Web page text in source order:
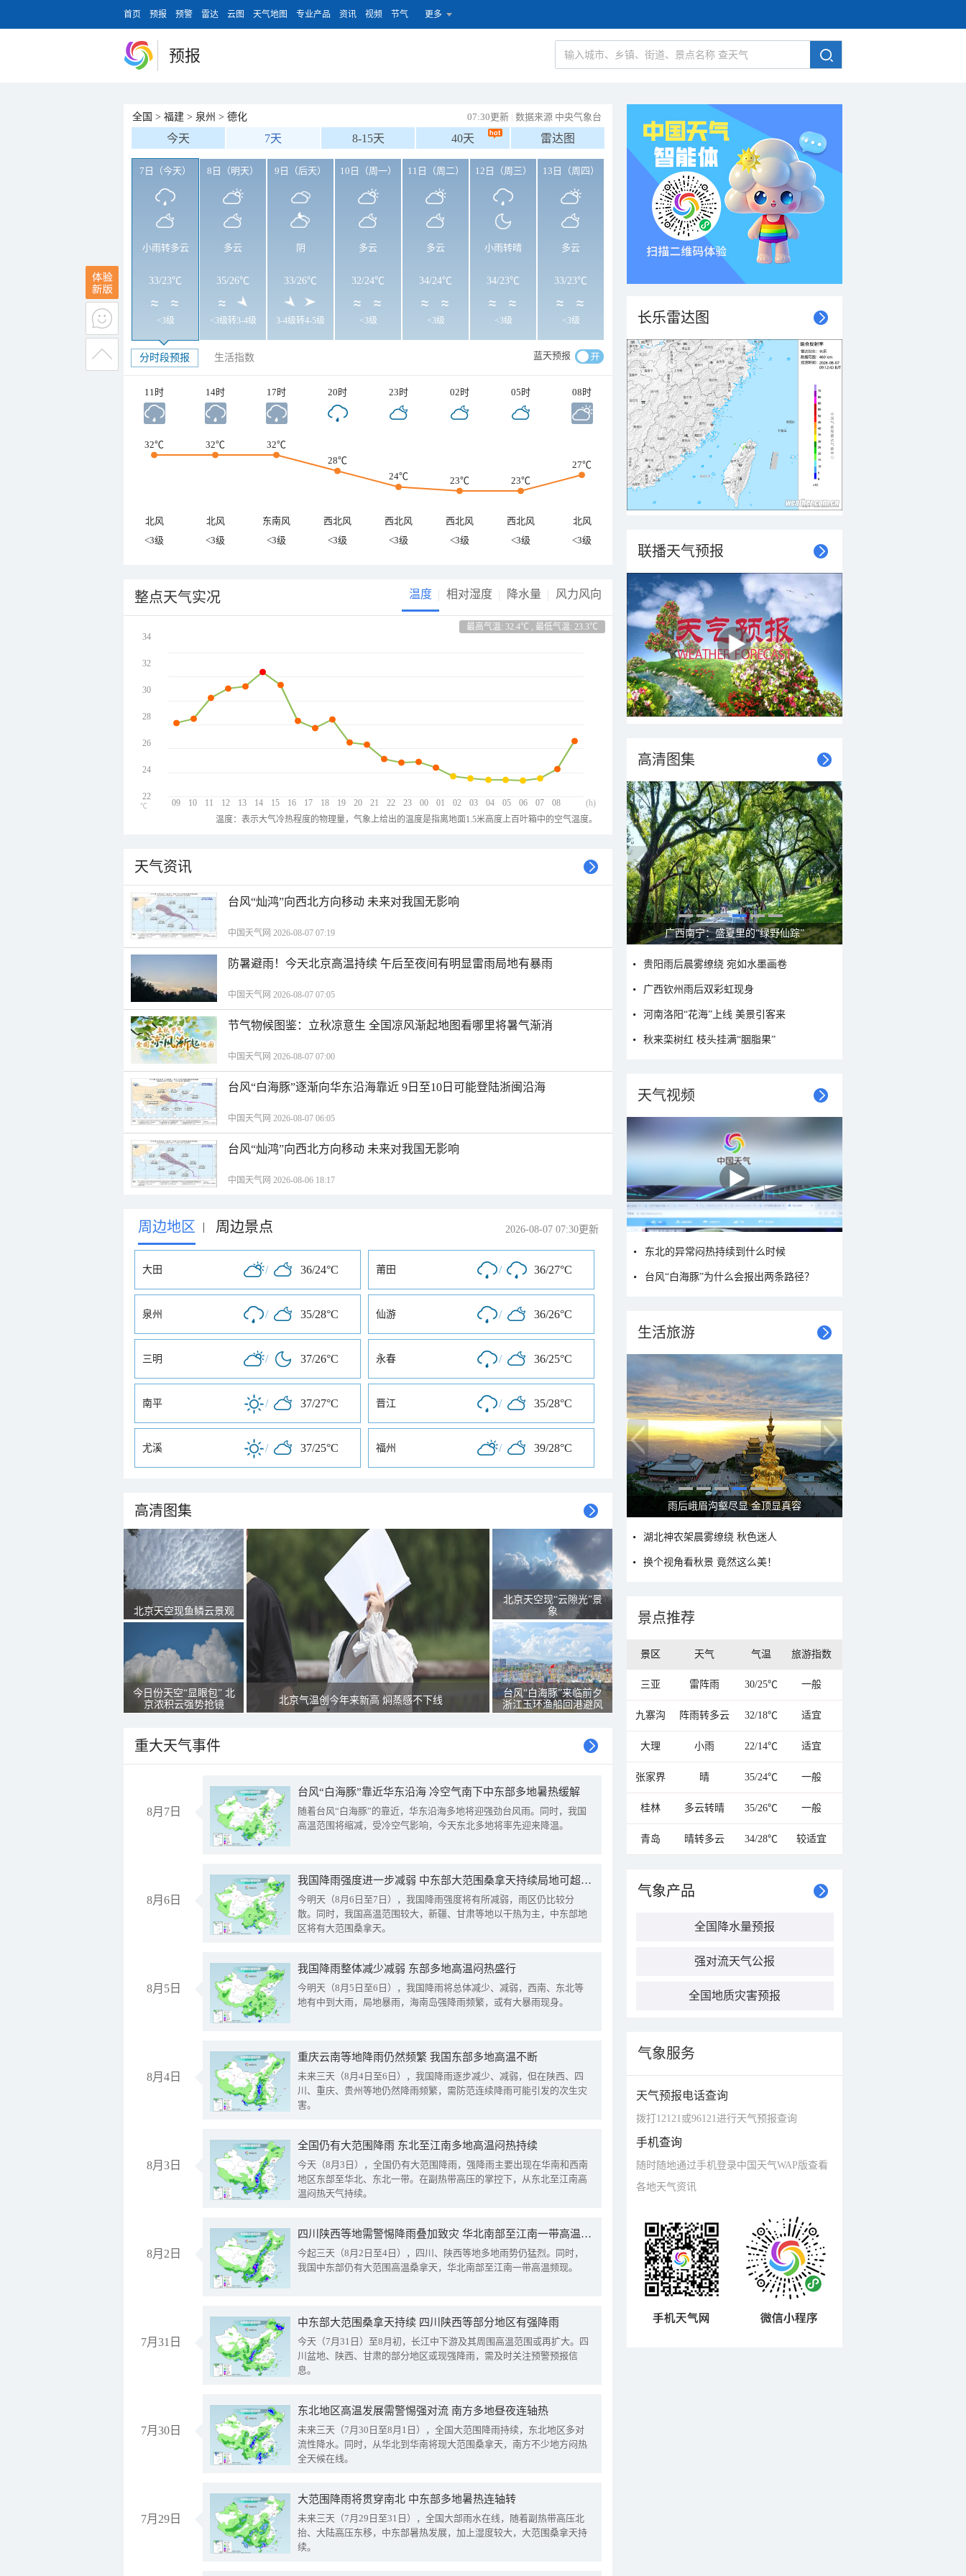
首页 预报 预警 雷达 云图 天气地图 专业产品 资讯 视频 节气 更多
预报
全国 > 福建 > 泉州 > 德化 07:30更新 | 数据来源 中央气象台
今天 7天 8-15天 40天 雷达图
7日（今天）
小雨转多云
33/23℃
<3级
8日（明天）
多云
35/26℃
<3级转3-4级
9日（后天）
阴
33/26℃
3-4级转4-5级
10日（周一）
多云
32/24℃
<3级
11日（周二）
多云
34/24℃
<3级
12日（周三）
小雨转晴
34/23℃
<3级
13日（周四）
多云
33/23℃
<3级
分时段预报 生活指数 蓝天预报
11时 14时 17时 20时 23时 02时 05时 08时
32℃ 32℃
32℃
28℃
24℃
23℃ 23℃
27℃
北风 北风 东南风 西北风 西北风 西北风 西北风
北风
<3级
<3级 <3级 <3级 <3级 <3级 <3级 <3级
整点天气实况 温度 相对湿度 降水量 风力风向
最高气温: 32.4℃ , 最低气温: 23.3℃
09 10 11 12 13 14 15 16 17 18 19 20 21 22 23 00 01 02 03 04 05 06 07 08
34
32
30
28
26
24
22
(h)
℃
温度：表示大气冷热程度的物理量，气象上给出的温度是指离地面1.5米高度上百叶箱中的空气温度。
天气资讯
台风“灿鸿”向西北方向移动 未来对我国无影响
中国天气网 2026-08-07 07:19
防暑避雨！今天北京高温持续 午后至夜间有明显雷雨局地有暴雨
中国天气网 2026-08-07 07:05
节气物候图鉴：立秋凉意生 全国凉风渐起地图看哪里将暑气渐消
中国天气网 2026-08-07 07:00
台风“白海豚”逐渐向华东沿海靠近 9日至10日可能登陆浙闽沿海
中国天气网 2026-08-07 06:05
台风“灿鸿”向西北方向移动 未来对我国无影响
中国天气网 2026-08-06 18:17
周边地区 | 周边景点 2026-08-07 07:30更新
大田 / 36/24°C 莆田 / 36/27°C
泉州 / 35/28°C 仙游 / 36/26°C
三明 / 37/26°C 永春 / 36/25°C
南平 / 37/27°C 晋江 / 35/28°C
尤溪 / 37/25°C 福州 / 39/28°C
高清图集
北京天空现鱼鳞云景观
今日份天空“显眼包” 北
京浓积云强势抢镜
北京气温创今年来新高 焖蒸感不下线
北京天空现“云隙光”景
象
台风“白海豚”来临前夕
浙江玉环渔船回港避风
重大天气事件
8月7日
台风“白海豚”靠近华东沿海 冷空气南下中东部多地暑热缓解
随着台风“白海豚”的靠近，华东沿海多地将迎强劲台风雨。同时，我国
高温范围将缩减，受冷空气影响，今天东北多地将率先迎来降温。
8月6日
我国降雨强度进一步减弱 中东部大范围桑拿天持续局地可超38℃
今明天（8月6日至7日），我国降雨强度将有所减弱，雨区仍比较分
散。同时，我国高温范围较大，新疆、甘肃等地以干热为主，中东部地
区将有大范围桑拿天。
8月5日
我国降雨整体减少减弱 东部多地高温闷热盛行
今明天（8月5日至6日），我国降雨将总体减少、减弱，西南、东北等
地有中到大雨，局地暴雨，海南岛强降雨频繁，或有大暴雨现身。
8月4日
重庆云南等地降雨仍然频繁 我国东部多地高温不断
未来三天（8月4日至6日），我国降雨逐步减少、减弱，但在陕西、四
川、重庆、贵州等地仍然降雨频繁，需防范连续降雨可能引发的次生灾
害。
8月3日
全国仍有大范围降雨 东北至江南多地高温闷热持续
今天（8月3日），全国仍有大范围降雨，强降雨主要出现在华南和西南
地区东部至华北、东北一带。在副热带高压的掌控下，从东北至江南高
温闷热天气持续。
8月2日
四川陕西等地需警惕降雨叠加致灾 华北南部至江南一带高温频现
今起三天（8月2日至4日），四川、陕西等地多地雨势仍猛烈。同时，
我国中东部仍有大范围高温桑拿天，华北南部至江南一带高温频现。
7月31日
中东部大范围桑拿天持续 四川陕西等部分地区有强降雨
今天（7月31日）至8月初，长江中下游及其周围高温范围或再扩大。四
川盆地、陕西、甘肃的部分地区或现强降雨，需及时关注预警预报信
息。
7月30日
东北地区高温发展需警惕强对流 南方多地昼夜连轴热
未来三天（7月30日至8月1日），全国大范围降雨持续，东北地区多对
流性降水。同时，从华北到华南将现大范围桑拿天，南方不少地方闷热
全天候在线。
7月29日
大范围降雨将贯穿南北 中东部多地暑热连轴转
未来三天（7月29日至31日），全国大部雨水在线，随着副热带高压北
抬、大陆高压东移，中东部暑热发展，加上湿度较大，大范围桑拿天持
续。
长乐雷达图
联播天气预报
高清图集
呼伦贝尔草原 藏着最治愈的蓝天白云
贵阳雨后晨雾缭绕 宛如水墨画卷
广西钦州雨后双彩虹现身
河南洛阳“花海”上线 美景引客来
秋来栾树红 枝头挂满“胭脂果”
天气视频
东北的异常闷热持续到什么时候
台风“白海豚”为什么会报出两条路径？
生活旅游
秋意浓 蓝天映衬下的哈尔滨伏尔加庄园
湖北神农架晨雾缭绕 秋色迷人
换个视角看秋景 竟然这么美！
景点推荐
景区 天气 气温 旅游指数
三亚 雷阵雨 30/25℃ 一般
九寨沟 阵雨转多云 32/18℃ 适宜
大理 小雨 22/14℃ 适宜
张家界 晴 35/24℃ 一般
桂林 多云转晴 35/26℃ 一般
青岛 晴转多云 34/28℃ 较适宜
气象产品
全国降水量预报
强对流天气公报
全国地质灾害预报
气象服务
天气预报电话查询
拨打12121或96121进行天气预报查询
手机查询
随时随地通过手机登录中国天气WAP版查看
各地天气资讯